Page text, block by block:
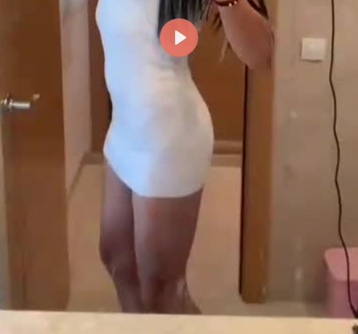
Reproducir